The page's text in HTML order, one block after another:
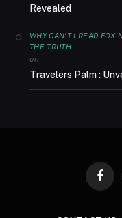
Revealed
WHY CAN'T I READ FOX
THE TRUTH
on
Travelers Palm :